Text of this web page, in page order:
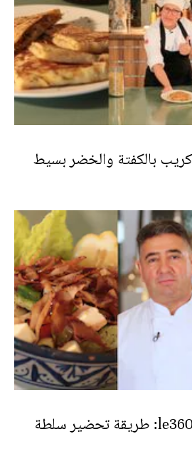
بالكفتة والخضر بسيط
بالفيديو – شهيوات le360: طريقة تحضير سلطة